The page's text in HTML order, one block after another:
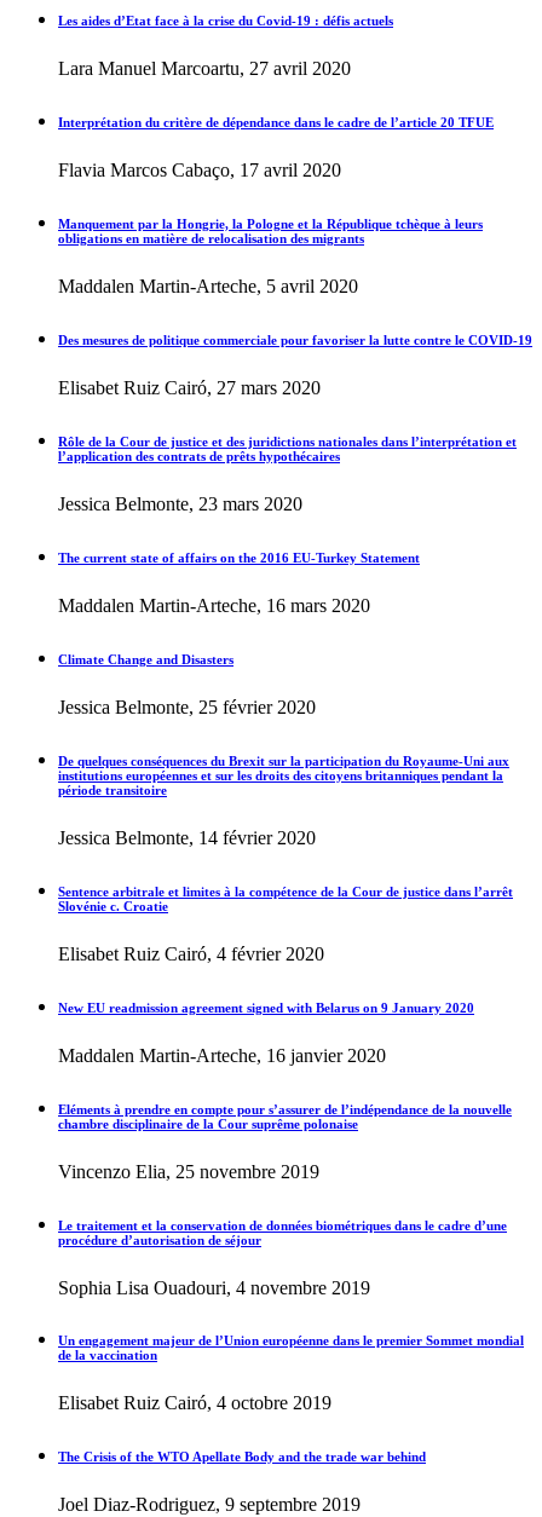
Les aides d’Etat face à la crise du Covid-19 : défis actuels
Lara Manuel Marcoartu, 27 avril 2020
Interprétation du critère de dépendance dans le cadre de l’article 20 TFUE
Flavia Marcos Cabaço, 17 avril 2020
Manquement par la Hongrie, la Pologne et la République tchèque à leurs
obligations en matière de relocalisation des migrants
Maddalen Martin-Arteche, 5 avril 2020
Des mesures de politique commerciale pour favoriser la lutte contre le COVID-19
Elisabet Ruiz Cairó, 27 mars 2020
Rôle de la Cour de justice et des juridictions nationales dans l’interprétation et
l’application des contrats de prêts hypothécaires
Jessica Belmonte, 23 mars 2020
The current state of affairs on the 2016 EU-Turkey Statement
Maddalen Martin-Arteche, 16 mars 2020
Climate Change and Disasters
Jessica Belmonte, 25 février 2020
De quelques conséquences du Brexit sur la participation du Royaume-Uni aux
institutions européennes et sur les droits des citoyens britanniques pendant la
période transitoire
Jessica Belmonte, 14 février 2020
Sentence arbitrale et limites à la compétence de la Cour de justice dans l’arrêt
Slovénie c. Croatie
Elisabet Ruiz Cairó, 4 février 2020
New EU readmission agreement signed with Belarus on 9 January 2020
Maddalen Martin-Arteche, 16 janvier 2020
Eléments à prendre en compte pour s’assurer de l’indépendance de la nouvelle
chambre disciplinaire de la Cour suprême polonaise
Vincenzo Elia, 25 novembre 2019
Le traitement et la conservation de données biométriques dans le cadre d’une
procédure d’autorisation de séjour
Sophia Lisa Ouadouri, 4 novembre 2019
Un engagement majeur de l’Union européenne dans le premier Sommet mondial
de la vaccination
Elisabet Ruiz Cairó, 4 octobre 2019
The Crisis of the WTO Apellate Body and the trade war behind
Joel Diaz-Rodriguez, 9 septembre 2019